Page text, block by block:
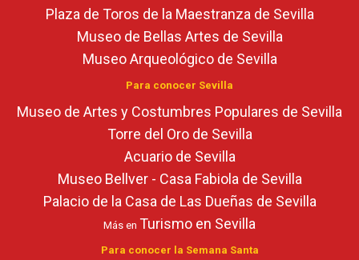
Plaza de Toros de la Maestranza de Sevilla
Museo de Bellas Artes de Sevilla
Museo Arqueológico de Sevilla
Para conocer Sevilla
Museo de Artes y Costumbres Populares de Sevilla
Torre del Oro de Sevilla
Acuario de Sevilla
Museo Bellver - Casa Fabiola de Sevilla
Palacio de la Casa de Las Dueñas de Sevilla
Más en Turismo en Sevilla
Para conocer la Semana Santa